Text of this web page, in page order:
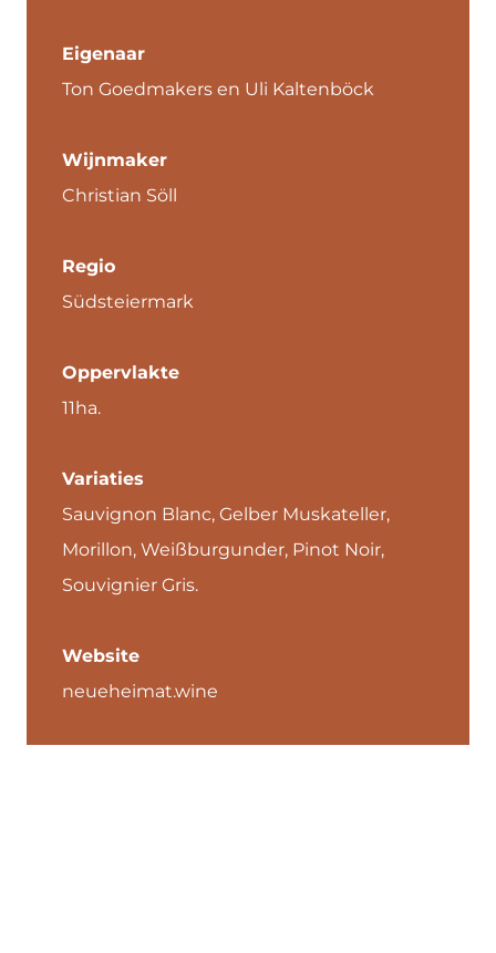
Eigenaar
Ton Goedmakers en Uli Kaltenböck
Wijnmaker
Christian Söll
Regio
Südsteiermark
Oppervlakte
11ha.
Variaties
Sauvignon Blanc, Gelber Muskateller,
Morillon, Weißburgunder, Pinot Noir,
Souvignier Gris.
Website
neueheimat.wine